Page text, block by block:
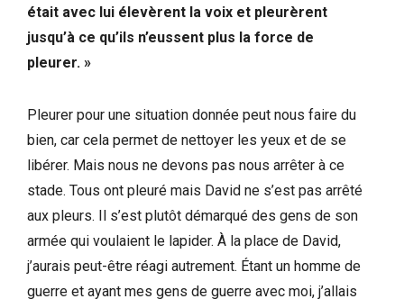
était avec lui élevèrent la voix et pleurèrent
jusqu’à ce qu’ils n’eussent plus la force de
pleurer. »
Pleurer pour une situation donnée peut nous faire du
bien, car cela permet de nettoyer les yeux et de se
libérer. Mais nous ne devons pas nous arrêter à ce
stade. Tous ont pleuré mais David ne s’est pas arrêté
aux pleurs. Il s’est plutôt démarqué des gens de son
armée qui voulaient le lapider. À la place de David,
j’aurais peut-être réagi autrement. Étant un homme de
guerre et ayant mes gens de guerre avec moi, j’allais